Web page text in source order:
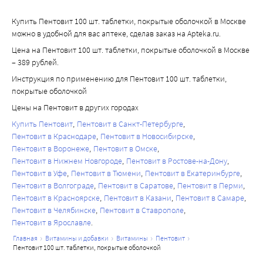
Купить Пентовит 100 шт. таблетки, покрытые оболочкой в Москве
можно в удобной для вас аптеке, сделав заказ на Apteka.ru.
Цена на Пентовит 100 шт. таблетки, покрытые оболочкой в Москве
– 389 рублей.
Инструкция по применению для Пентовит 100 шт. таблетки,
покрытые оболочкой
Цены на Пентовит в других городах
Купить Пентовит Пентовит в Санкт-Петербурге
Пентовит в Краснодаре Пентовит в Новосибирске
Пентовит в Воронеже Пентовит в Омске
Пентовит в Нижнем Новгороде Пентовит в Ростове-на-Дону
Пентовит в Уфе Пентовит в Тюмени Пентовит в Екатеринбурге
Пентовит в Волгограде Пентовит в Саратове Пентовит в Перми
Пентовит в Красноярске Пентовит в Казани Пентовит в Самаре
Пентовит в Челябинске Пентовит в Ставрополе
Пентовит в Ярославле
главная витамины и добавки витамины
пентовит
пентовит 100 шт. таблетки, покрытые оболочкой